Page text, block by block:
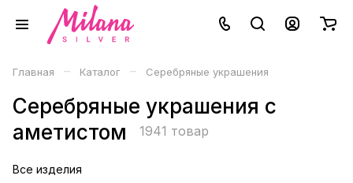
Главная – Каталог – Серебряные украшения
Серебряные украшения с
аметистом
1941 товар
Все изделия